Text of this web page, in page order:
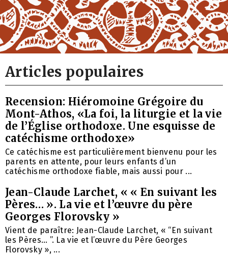
Articles populaires
Recension: Hiéromoine Grégoire du
Mont-Athos, «La foi, la liturgie et la vie
de l’Église orthodoxe. Une esquisse de
catéchisme orthodoxe»
Ce catéchisme est particulièrement bienvenu pour les
parents en attente, pour leurs enfants d’un
catéchisme orthodoxe fiable, mais aussi pour ...
Jean-Claude Larchet, « « En suivant les
Pères… ». La vie et l’œuvre du père
Georges Florovsky »
Vient de paraître: Jean-Claude Larchet, « “En suivant
les Pères… ”. La vie et l’œuvre du Père Georges
Florovsky », ...